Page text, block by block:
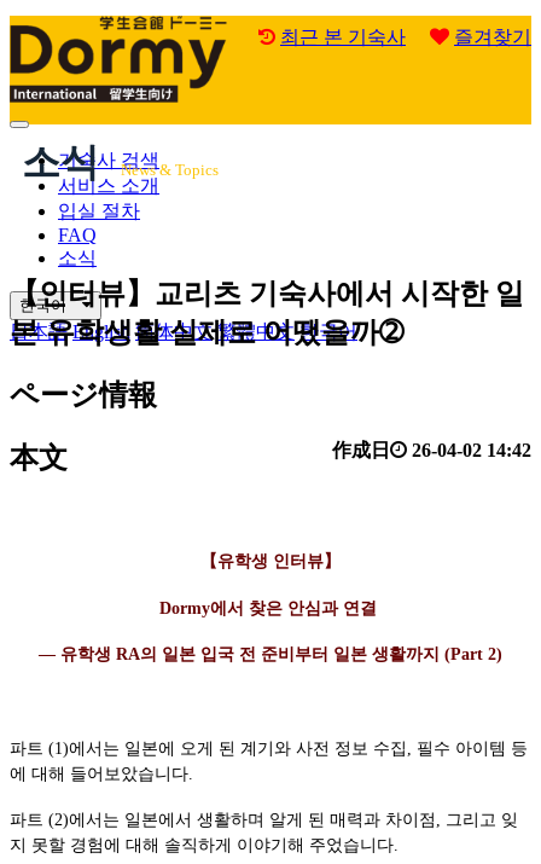
최근 본 기숙사 즐겨찾기
Mobile
Menu 기숙사 검색
서비스 소개
입실 절차
FAQ
소식
한국어
日本語 English 简体中文 繁體中文 한국어
소식 News & Topics
【인터뷰】교리츠 기숙사에서 시작한 일
본 유학생활 실제로 어땠을까➁
ページ情報
作成日 26-04-02 14:42
本文
【유학생 인터뷰】
Dormy에서 찾은 안심과 연결
— 유학생 RA의 일본 입국 전 준비부터 일본 생활까지 (Part 2)
파트 (1)에서는 일본에 오게 된 계기와 사전 정보 수집, 필수 아이템 등
에 대해 들어보았습니다.
파트 (2)에서는 일본에서 생활하며 알게 된 매력과 차이점, 그리고 잊
지 못할 경험에 대해 솔직하게 이야기해 주었습니다.